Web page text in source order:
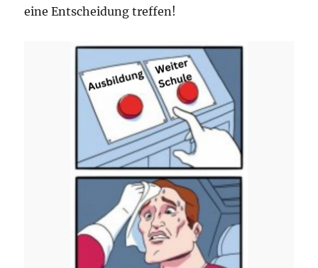
eine Entscheidung treffen!